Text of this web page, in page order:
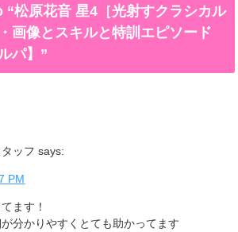
松原花音 星4［光射すクラシカル
画像とスキルと特訓エピソード
パ】”
ッフ says:
PM
ます！
分かりやすくとても助かってます